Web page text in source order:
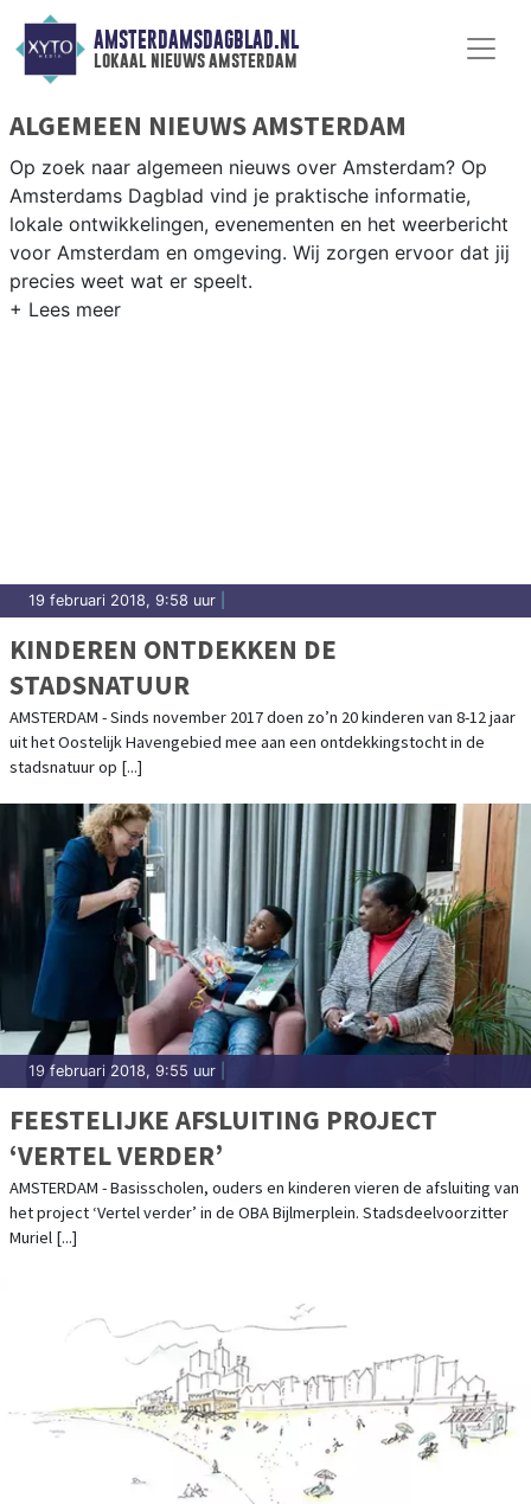
AMSTERDAMSDAGBLAD.NL
lokaal nieuws amsterdam
ALGEMEEN NIEUWS AMSTERDAM
Op zoek naar algemeen nieuws over Amsterdam? Op
Amsterdams Dagblad vind je praktische informatie,
lokale ontwikkelingen, evenementen en het weerbericht
voor Amsterdam en omgeving. Wij zorgen ervoor dat jij
precies weet wat er speelt.
19 februari 2018, 9:58 uur
KINDEREN ONTDEKKEN DE
STADSNATUUR
AMSTERDAM - Sinds november 2017 doen zo’n 20 kinderen van 8-12 jaar
uit het Oostelijk Havengebied mee aan een ontdekkingstocht in de
stadsnatuur op [...]
19 februari 2018, 9:55 uur
FEESTELIJKE AFSLUITING PROJECT
‘VERTEL VERDER’
AMSTERDAM - Basisscholen, ouders en kinderen vieren de afsluiting van
het project ‘Vertel verder’ in de OBA Bijlmerplein. Stadsdeelvoorzitter
Muriel [...]